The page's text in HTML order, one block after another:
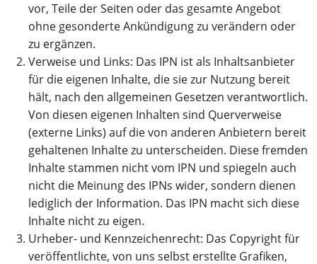
vor, Teile der Seiten oder das gesamte Angebot
ohne gesonderte Ankündigung zu verändern oder
zu ergänzen.
Verweise und Links: Das IPN ist als Inhaltsanbieter
für die eigenen Inhalte, die sie zur Nutzung bereit
hält, nach den allgemeinen Gesetzen verantwortlich.
Von diesen eigenen Inhalten sind Querverweise
(externe Links) auf die von anderen Anbietern bereit
gehaltenen Inhalte zu unterscheiden. Diese fremden
Inhalte stammen nicht vom IPN und spiegeln auch
nicht die Meinung des IPNs wider, sondern dienen
lediglich der Information. Das IPN macht sich diese
Inhalte nicht zu eigen.
Urheber- und Kennzeichenrecht: Das Copyright für
veröffentlichte, von uns selbst erstellte Grafiken,